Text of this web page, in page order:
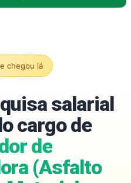
chegou lá
salarial
cargo de
de
(Asfalto